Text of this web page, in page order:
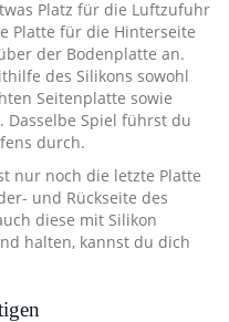
Platz für die Luftzufuhr
Platte für die Hinterseite
der Bodenplatte an.
des Silikons sowohl
Seitenplatte sowie
Dasselbe Spiel führst du
durch.
nur noch die letzte Platte
und Rückseite des
diese mit Silikon
halten, kannst du dich